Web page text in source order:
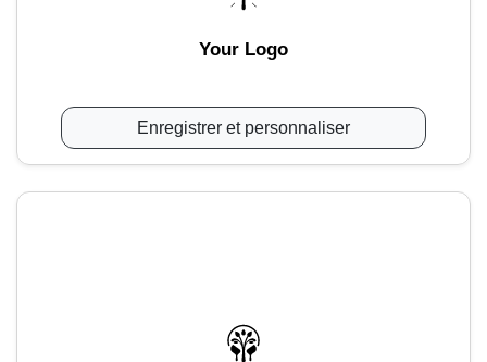
Your Logo
Enregistrer et personnaliser